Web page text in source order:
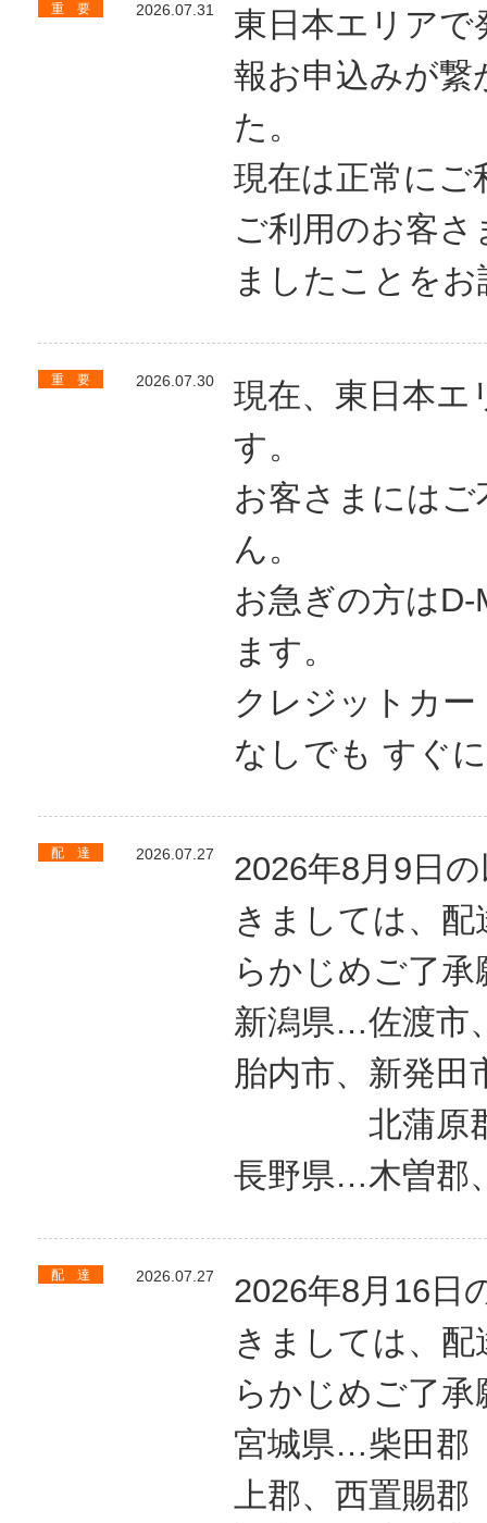
重 要 2026.07.31
東日本エリア
報お申込みが繋
た。
現在は正常にご
ご利用のお客
ましたことを
重 要 2026.07.30
現在、東日本エ
す。
お客さまには
ん。
お急ぎの方は
ます。
クレジットカ
なしでも すぐ
配 達 2026.07.27
2026年8月9日
きましては、
らかじめご了
新潟県…佐渡市
胎内市、新発田
北蒲原郡、
長野県…木曽郡
配 達 2026.07.27
2026年8月16日
きましては、
らかじめご了
宮城県
上郡、西置賜郡